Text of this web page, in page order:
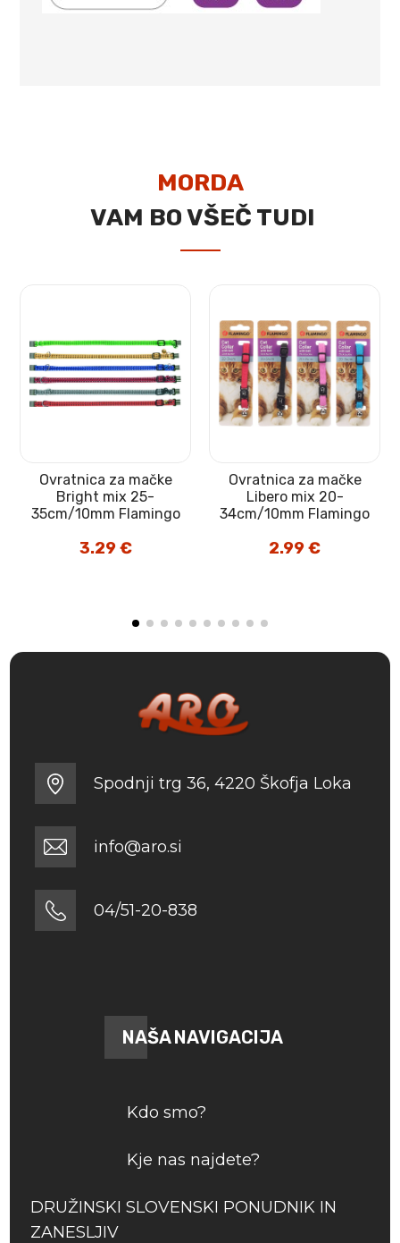
MORDA
VAM BO VŠEČ TUDI
Ovratnica za mačke
Bright mix 25-
35cm/10mm Flamingo
3.29€
Ovratnica za mačke
Libero mix 20-
34cm/10mm Flamingo
2.99€
Spodnji trg 36, 4220 Škofja Loka
info@aro.si
04/51-20-838
NAŠA NAVIGACIJA
Kdo smo?
Kje nas najdete?
DRUŽINSKI SLOVENSKI PONUDNIK IN
ZANESLJIV